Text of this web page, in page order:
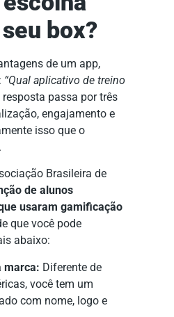
box?
de um app,
“Qual aplicativo de treino
passa por três
engajamento e
isso que o
Brasileira de
de alunos
usaram gamificação
que você pode
abaixo:
marca: Diferente de
você tem um
com nome, logo e